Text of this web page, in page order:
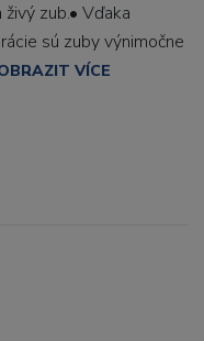
zub.• Vďaka
sú zuby výnimočne
VÍCE